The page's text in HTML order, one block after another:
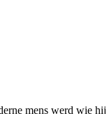
mens werd wie